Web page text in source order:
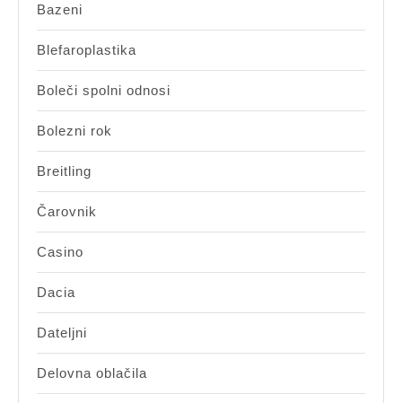
Bazeni
Blefaroplastika
Boleči spolni odnosi
Bolezni rok
Breitling
Čarovnik
Casino
Dacia
Dateljni
Delovna oblačila